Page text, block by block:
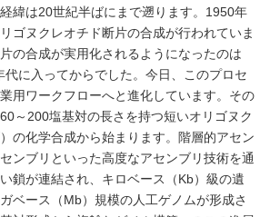
緯は20世紀半ばにまで遡ります。1950年
ゴヌクレオチド断片の合成が行われていま
の合成が実用化されるようになったのは
代に入ってからでした。今日、このプロセ
用ワークフローへと進化しています。その
～200塩基対の長さを持つ短いオリゴヌク
の化学合成から始まります。階層的アセン
ンブリといった高度なアセンブリ技術を通
鎖が連結され、キロベース（Kb）級の遺
ベース（Mb）規模の人工ゲノムが形成さ